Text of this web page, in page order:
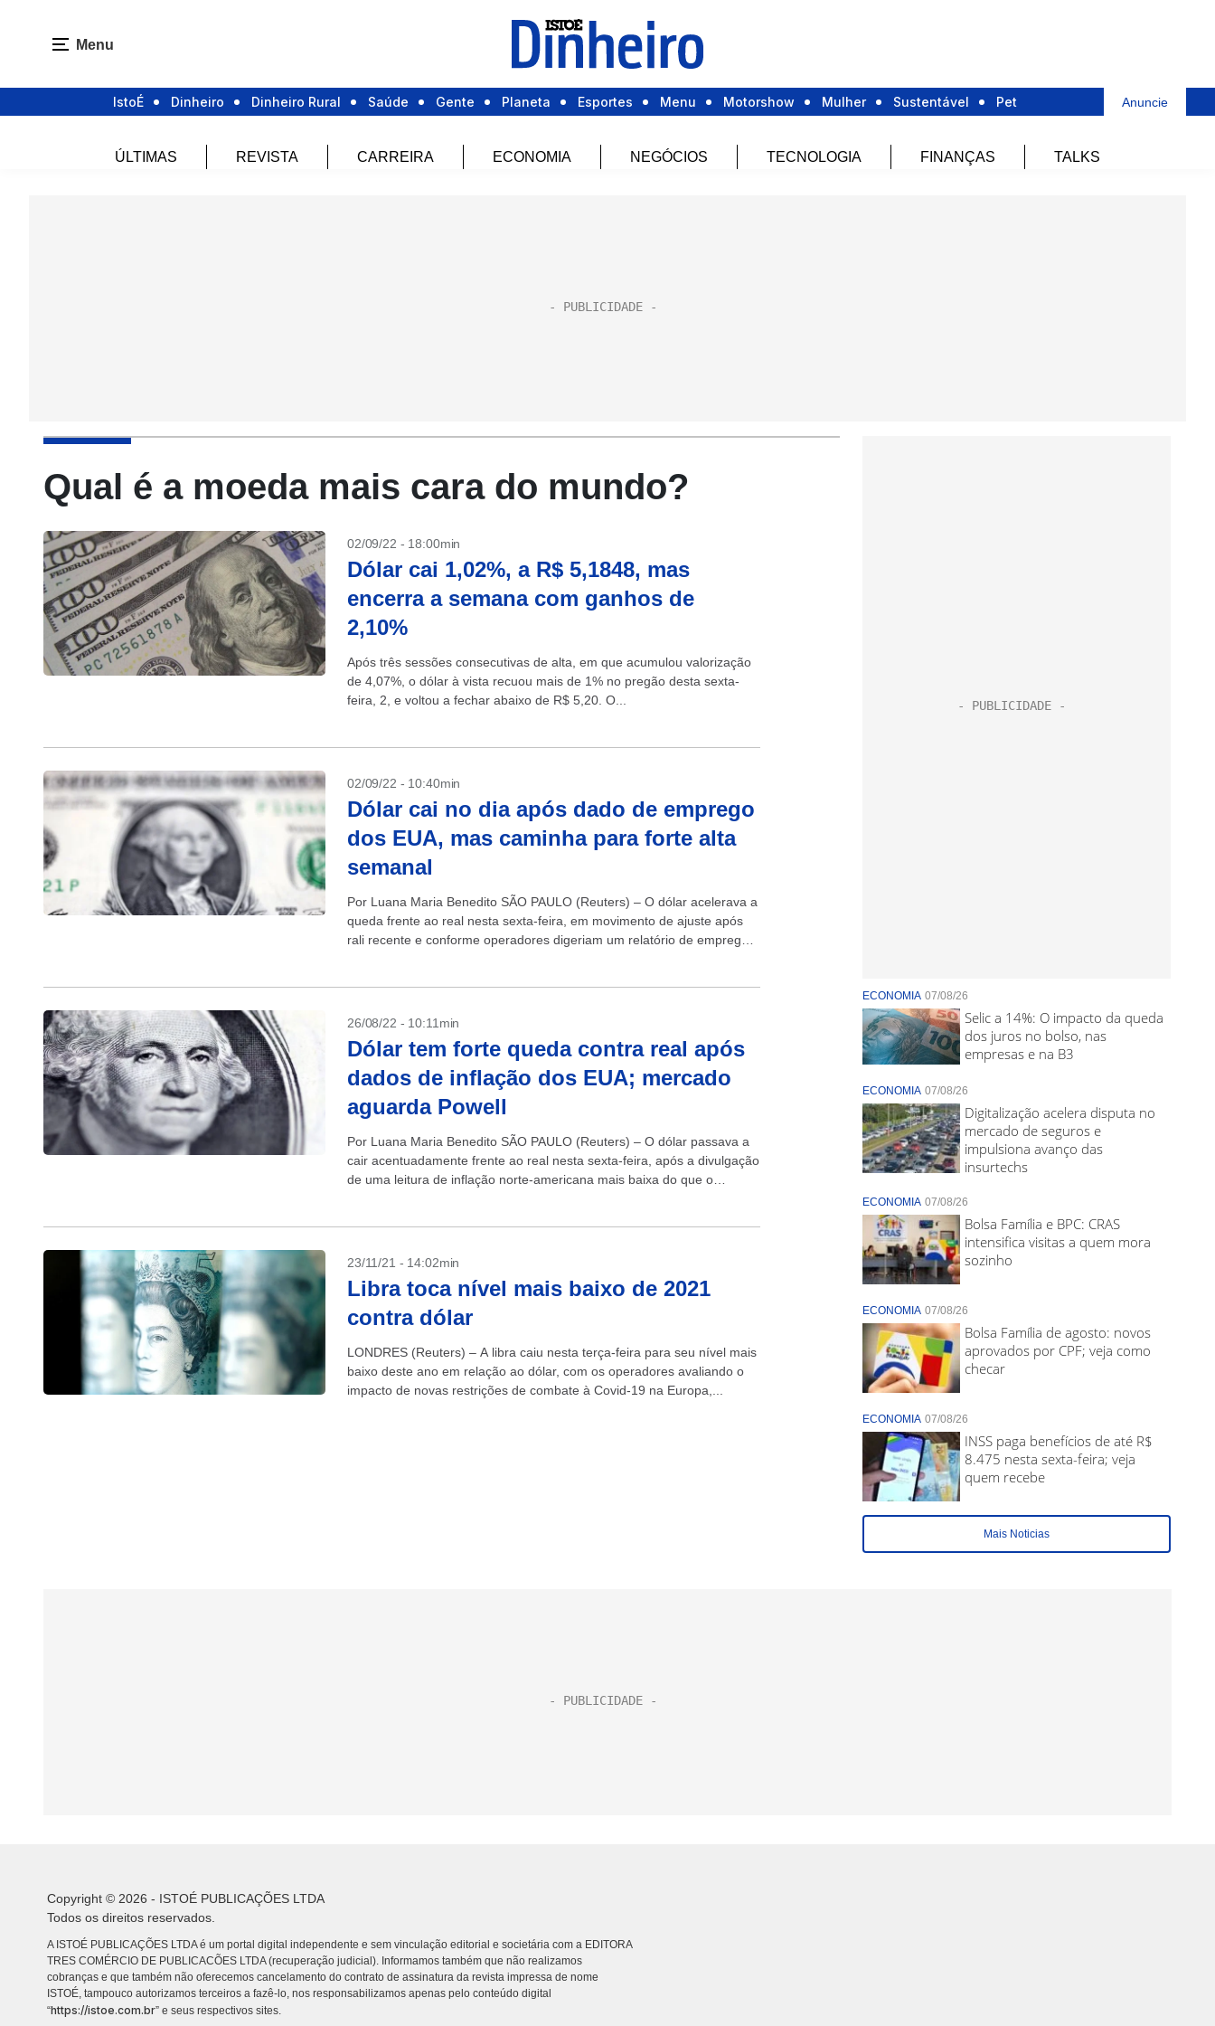
Menu
IstoÉ Dinheiro Dinheiro Rural Saúde Gente Planeta Esportes Menu Motorshow Mulher Sustentável Pet Anuncie
ÚLTIMAS REVISTA CARREIRA ECONOMIA NEGÓCIOS TECNOLOGIA FINANÇAS TALKS
Qual é a moeda mais cara do mundo?
02/09/22 - 18:00min
Dólar cai 1,02%, a R$ 5,1848, mas
encerra a semana com ganhos de
2,10%
Após três sessões consecutivas de alta, em que acumulou valorização
de 4,07%, o dólar à vista recuou mais de 1% no pregão desta sexta-
feira, 2, e voltou a fechar abaixo de R$ 5,20. O...
02/09/22 - 10:40min
Dólar cai no dia após dado de emprego
dos EUA, mas caminha para forte alta
semanal
Por Luana Maria Benedito SÃO PAULO (Reuters) – O dólar acelerava a
queda frente ao real nesta sexta-feira, em movimento de ajuste após
rali recente e conforme operadores digeriam um relatório de emprego
26/08/22 - 10:11min
Dólar tem forte queda contra real após
dados de inflação dos EUA; mercado
aguarda Powell
Por Luana Maria Benedito SÃO PAULO (Reuters) – O dólar passava a
cair acentuadamente frente ao real nesta sexta-feira, após a divulgação
de uma leitura de inflação norte-americana mais baixa do que o
23/11/21 - 14:02min
Libra toca nível mais baixo de 2021
contra dólar
LONDRES (Reuters) – A libra caiu nesta terça-feira para seu nível mais
baixo deste ano em relação ao dólar, com os operadores avaliando o
impacto de novas restrições de combate à Covid-19 na Europa,...
ECONOMIA 07/08/26
Selic a 14%: O impacto da queda
dos juros no bolso, nas
empresas e na B3
ECONOMIA 07/08/26
Digitalização acelera disputa no
mercado de seguros e
impulsiona avanço das
insurtechs
ECONOMIA 07/08/26
Bolsa Família e BPC: CRAS
intensifica visitas a quem mora
sozinho
ECONOMIA 07/08/26
Bolsa Família de agosto: novos
aprovados por CPF; veja como
checar
ECONOMIA 07/08/26
INSS paga benefícios de até R$
8.475 nesta sexta-feira; veja
quem recebe
Mais Noticias
Copyright © 2026 - ISTOÉ PUBLICAÇÕES LTDA
Todos os direitos reservados.
A ISTOÉ PUBLICAÇÕES LTDA é um portal digital independente e sem vinculação editorial e societária com a EDITORA
TRES COMÉRCIO DE PUBLICACÕES LTDA (recuperação judicial). Informamos também que não realizamos
cobranças e que também não oferecemos cancelamento do contrato de assinatura da revista impressa de nome
ISTOÉ, tampouco autorizamos terceiros a fazê-lo, nos responsabilizamos apenas pelo conteúdo digital
“https://istoe.com.br” e seus respectivos sites.